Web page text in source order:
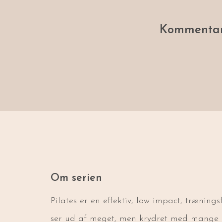
Om serien
Pilates er en effektiv, low impact,
ser ud af meget, men krydret med